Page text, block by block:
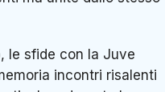
, le sfide con la Juve
incontri risalenti